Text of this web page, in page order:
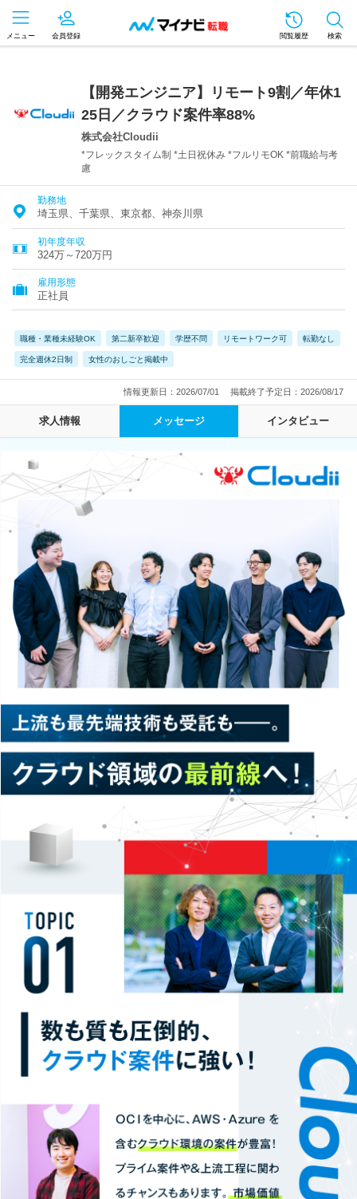
メニュー 会員登録 閲覧履歴 検索
【開発エンジニア】リモート9割／年休1
25日／クラウド案件率88%
株式会社Cloudii
*フレックスタイム制 *土日祝休み *フルリモOK *前職給与考
慮
勤務地
埼玉県、千葉県、東京都、神奈川県
初年度年収
324万～720万円
雇用形態
正社員
職種・業種未経験OK 第二新卒歓迎 学歴不問 リモートワーク可 転勤なし
完全週休2日制 女性のおしごと掲載中
情報更新日：2026/07/01 掲載終了予定日：2026/08/17
求人情報 メッセージ インタビュー